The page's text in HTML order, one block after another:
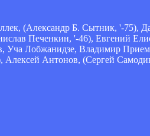
(Александр Б. Сытник, '-75),
Печенкин, '-46), Евгений
Лобжанидзе, Владимир
Антонов, (Сергей